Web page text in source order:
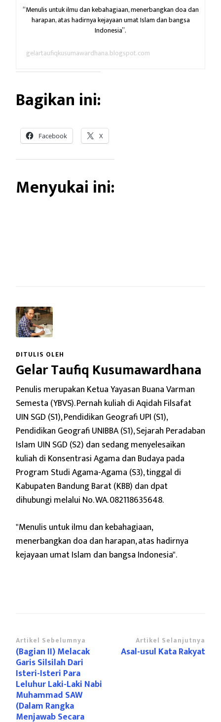
“Menulis untuk ilmu dan kebahagiaan,menerbangkan doa dan
harapan,atas hadirnya kejayaan umat Islam dan bangsa
Indonesia”.
gelartaufiqkusumawardhana.blogspot.com
Bagikan ini:
Facebook X
Menyukai ini:
DITULIS OLEH
Gelar Taufiq Kusumawardhana
Penulis merupakan Ketua Yayasan Buana Varman
Semesta (YBVS). Pernah kuliah di Aqidah Filsafat
UIN SGD (S1), Pendidikan Geografi UPI (S1),
Pendidikan Geografi UNIBBA (S1), Sejarah Peradaban
Islam UIN SGD (S2) dan sedang menyelesaikan
kuliah di Konsentrasi Agama dan Budaya pada
Program Studi Agama-Agama (S3), tinggal di
Kabupaten Bandung Barat (KBB) dan dpat
dihubungi melalui No. WA. 082118635648.
"Menulis untuk ilmu dan kebahagiaan,
menerbangkan doa dan harapan,atas hadirnya
kejayaan umat Islam dan bangsa Indonesia".
Navigasi
Artikel
Artikel Sebelumnya
(Bagian II) Melacak
Garis Silsilah Dari
Isteri-Isteri Para
Leluhur Laki-Laki Nabi
Muhammad SAW
(Dalam Rangka
Menjawab Secara
Artikel Selanjutnya
Asal-usul Kata Rakyat